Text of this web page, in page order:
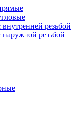
резьбой
резьбой